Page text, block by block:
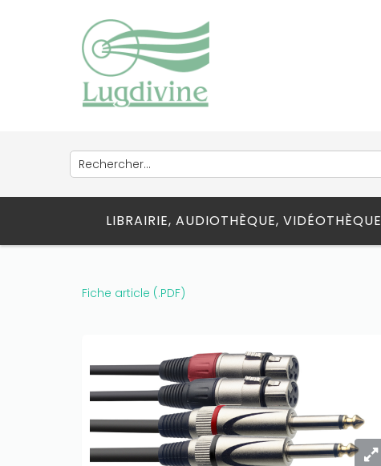
LIBRAIRIE, AUDIOTHÈQUE, VIDÉOTHÈQUE
Fiche article (.PDF)
Only play atJoo casino
want to win a huge amount on your
credits!